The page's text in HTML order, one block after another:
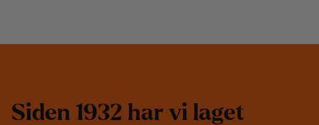
Siden 1932 har vi laget